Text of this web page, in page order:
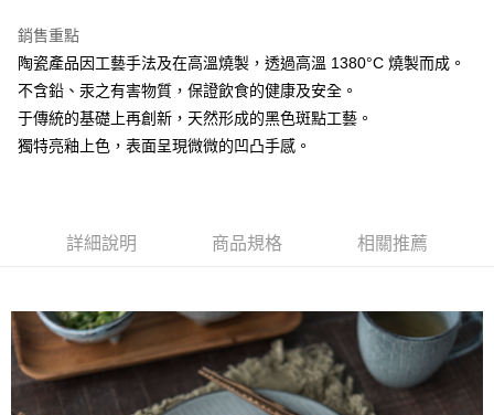
AFTEE先享後付是「在收到商品之後才付款」的支付方式。 讓您購物簡單
便利好安心！
１．簡單：不需註冊會員、不需綁卡、不需儲值。
２．便利：只要手機號碼，簡訊認證，即可結帳。
３．安心：先確認商品／服務後，再付款。
【「AFTEE先享後付」結帳流程】
ATM／網路銀行／等多元方式進行付款，方視為交易完成。
※ 交易是否成功請以「AFTEE先享後付 」之結帳頁面顯示為準，若有關於
是否繳費成功／繳費後需取消欲退款等相關疑問，請聯繫「AFTEE先享後付
客戶支援中心」https://netprotections.freshdesk.com/support/home
【注意事項】
ATM付款
全家取貨付款
每筆NT$60，滿NT$1,500(含以上)免運費
順豐速運 查看運費
銷售重點
陶瓷產品因工藝手法及在高溫燒製，透過高溫 1380°C 燒製而成。
不含鉛、汞之有害物質，保證飲食的健康及安全。
于傳統的基礎上再創新，天然形成的黑色斑點工藝。
獨特亮釉上色，表面呈現微微的凹凸手感。
詳細說明 商品規格 相關推薦